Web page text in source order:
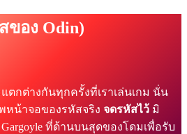
ของ Odin)
แตกต่างกันทุกครั้งที่เราเล่นเกม นั่น
น้าจอของรหัสจริง จดรหัสไว้ มิ
ที่ด้านบนสุดของโดมเพื่อรับ